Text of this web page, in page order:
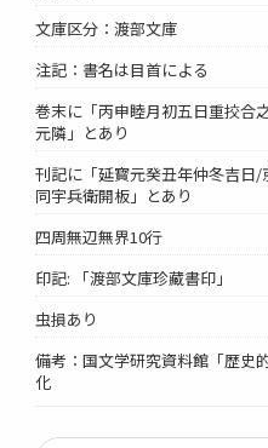
文庫区分：渡部文庫
注記：書名は目首による
巻末に「丙申睦月初五日重挍合
元隣」とあり
刊記に「延寳元癸丑年仲冬吉日
同宇兵衛開板」とあり
四周無辺無界10行
印記: 「渡部文庫珍藏書印」
虫損あり
備考：国文学研究資料館「歴史
化